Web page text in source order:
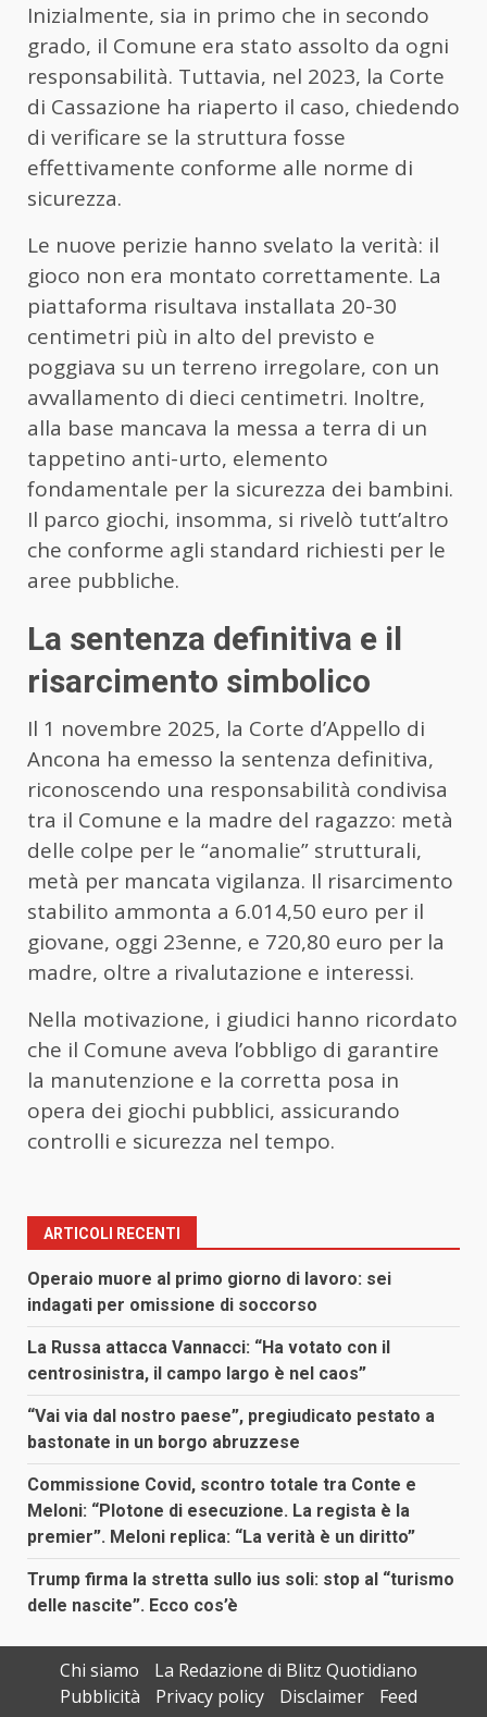
Inizialmente, sia in primo che in secondo
grado, il Comune era stato assolto da ogni
responsabilità. Tuttavia, nel 2023, la Corte
di Cassazione ha riaperto il caso, chiedendo
di verificare se la struttura fosse
effettivamente conforme alle norme di
sicurezza.
Le nuove perizie hanno svelato la verità: il
gioco non era montato correttamente. La
piattaforma risultava installata 20-30
centimetri più in alto del previsto e
poggiava su un terreno irregolare, con un
avvallamento di dieci centimetri. Inoltre,
alla base mancava la messa a terra di un
tappetino anti-urto, elemento
fondamentale per la sicurezza dei bambini.
Il parco giochi, insomma, si rivelò tutt’altro
che conforme agli standard richiesti per le
aree pubbliche.
La sentenza definitiva e il
risarcimento simbolico
Il 1 novembre 2025, la Corte d’Appello di
Ancona ha emesso la sentenza definitiva,
riconoscendo una responsabilità condivisa
tra il Comune e la madre del ragazzo: metà
delle colpe per le “anomalie” strutturali,
metà per mancata vigilanza. Il risarcimento
stabilito ammonta a 6.014,50 euro per il
giovane, oggi 23enne, e 720,80 euro per la
madre, oltre a rivalutazione e interessi.
Nella motivazione, i giudici hanno ricordato
che il Comune aveva l’obbligo di garantire
la manutenzione e la corretta posa in
opera dei giochi pubblici, assicurando
controlli e sicurezza nel tempo.
ARTICOLI RECENTI
Operaio muore al primo giorno di lavoro: sei
indagati per omissione di soccorso
La Russa attacca Vannacci: “Ha votato con il
centrosinistra, il campo largo è nel caos”
“Vai via dal nostro paese”, pregiudicato pestato a
bastonate in un borgo abruzzese
Commissione Covid, scontro totale tra Conte e
Meloni: “Plotone di esecuzione. La regista è la
premier”. Meloni replica: “La verità è un diritto”
Trump firma la stretta sullo ius soli: stop al “turismo
delle nascite”. Ecco cos’è
Chi siamo
La Redazione di Blitz Quotidiano
Pubblicità
Privacy policy Disclaimer Feed